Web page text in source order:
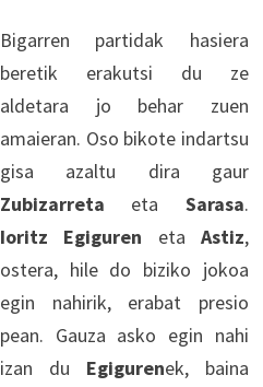
Bigarren partidak hasiera
beretik erakutsi du ze
aldetara jo behar zuen
amaieran. Oso bikote indartsu
gisa azaltu dira gaur
Zubizarreta eta Sarasa.
Ioritz Egiguren eta Astiz,
ostera, hile do biziko jokoa
egin nahirik, erabat presio
pean. Gauza asko egin nahi
izan du Egigurenek, baina